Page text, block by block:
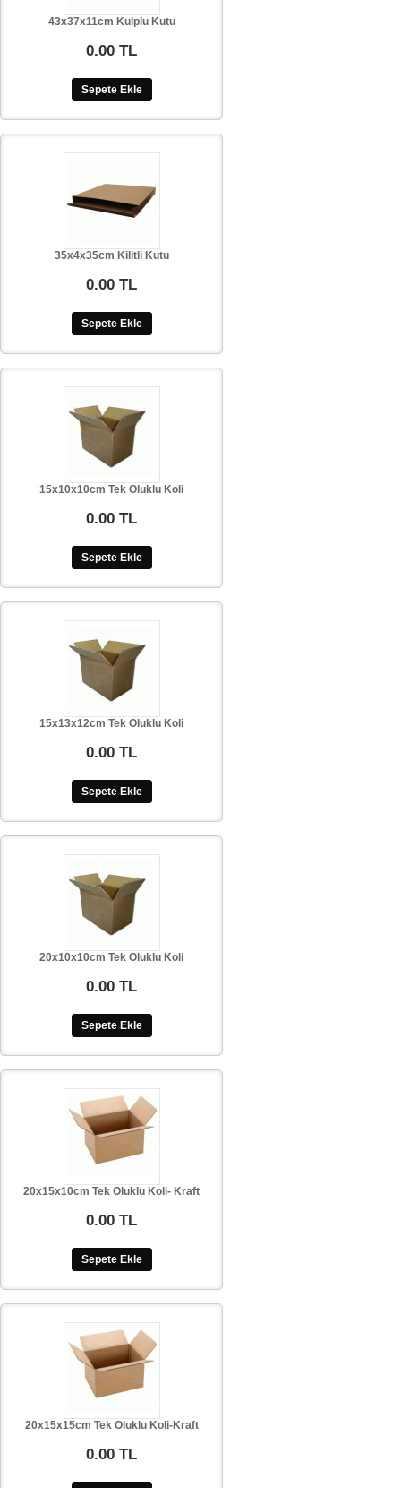
43x37x11cm Kulplu Kutu
0.00 TL
Sepete Ekle
35x4x35cm Kilitli Kutu
0.00 TL
Sepete Ekle
15x10x10cm Tek Oluklu Koli
0.00 TL
Sepete Ekle
15x13x12cm Tek Oluklu Koli
0.00 TL
Sepete Ekle
20x10x10cm Tek Oluklu Koli
0.00 TL
Sepete Ekle
20x15x10cm Tek Oluklu Koli- Kraft
0.00 TL
Sepete Ekle
20x15x15cm Tek Oluklu Koli-Kraft
0.00 TL